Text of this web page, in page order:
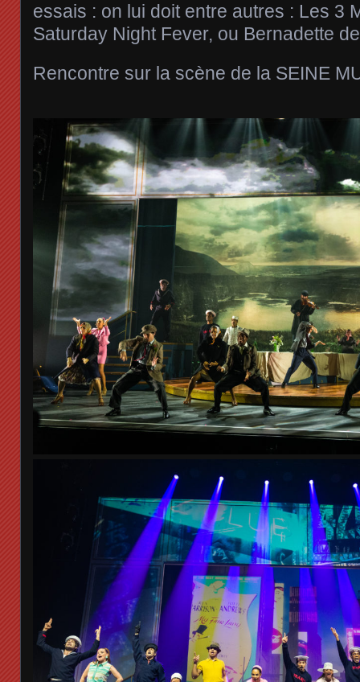
essais : on lui doit entre autres : Les 3
Saturday Night Fever, ou Bernadette
Rencontre sur la scène de la SEINE